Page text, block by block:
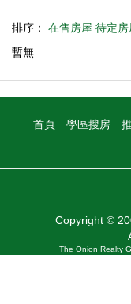
排序： 在售房屋 待定房
暫無
首頁 學區搜房
Copyright ©
The Onion Realty